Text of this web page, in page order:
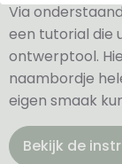
Via
een tutorial die
ontwerptool.
naambordje
eigen smaak
Bekijk de